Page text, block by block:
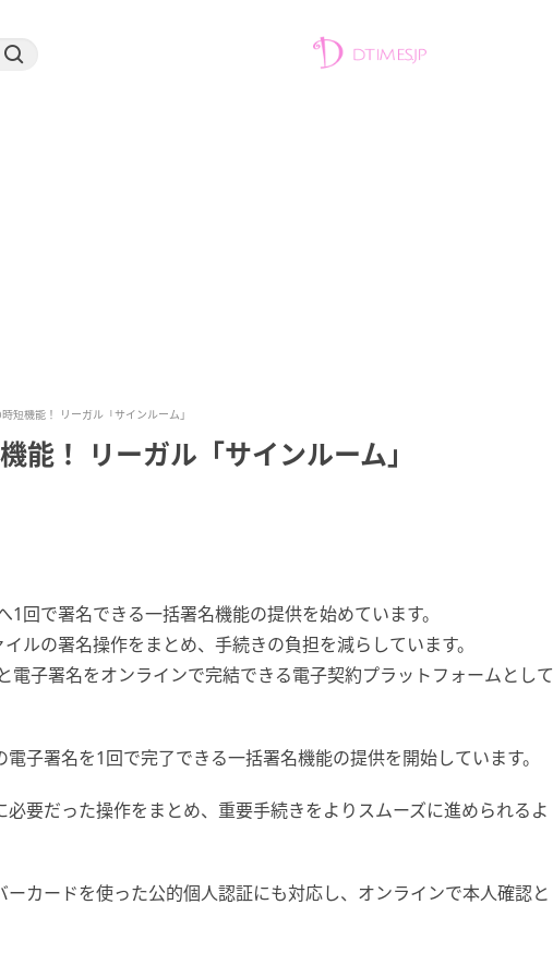
短機能！ リーガル「サインルーム」
能！ リーガル「サインルーム」
1回で署名できる一括署名機能の提供を始めています。
ルの署名操作をまとめ、手続きの負担を減らしています。
電子署名をオンラインで完結できる電子契約プラットフォームとして
子署名を1回で完了できる一括署名機能の提供を開始しています。
要だった操作をまとめ、重要手続きをよりスムーズに進められるよ
カードを使った公的個人認証にも対応し、オンラインで本人確認と